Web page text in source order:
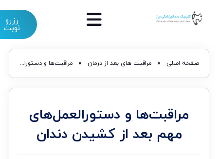
رزرو
نوبت
صفحه اصلی» مراقبت های بعد از درمان» مراقبت‌ها و دستورالعمل‌های مهم بعد از کشیدن دندان
مراقبت‌ها و دستورالعمل‌های
مهم بعد از کشیدن دندان